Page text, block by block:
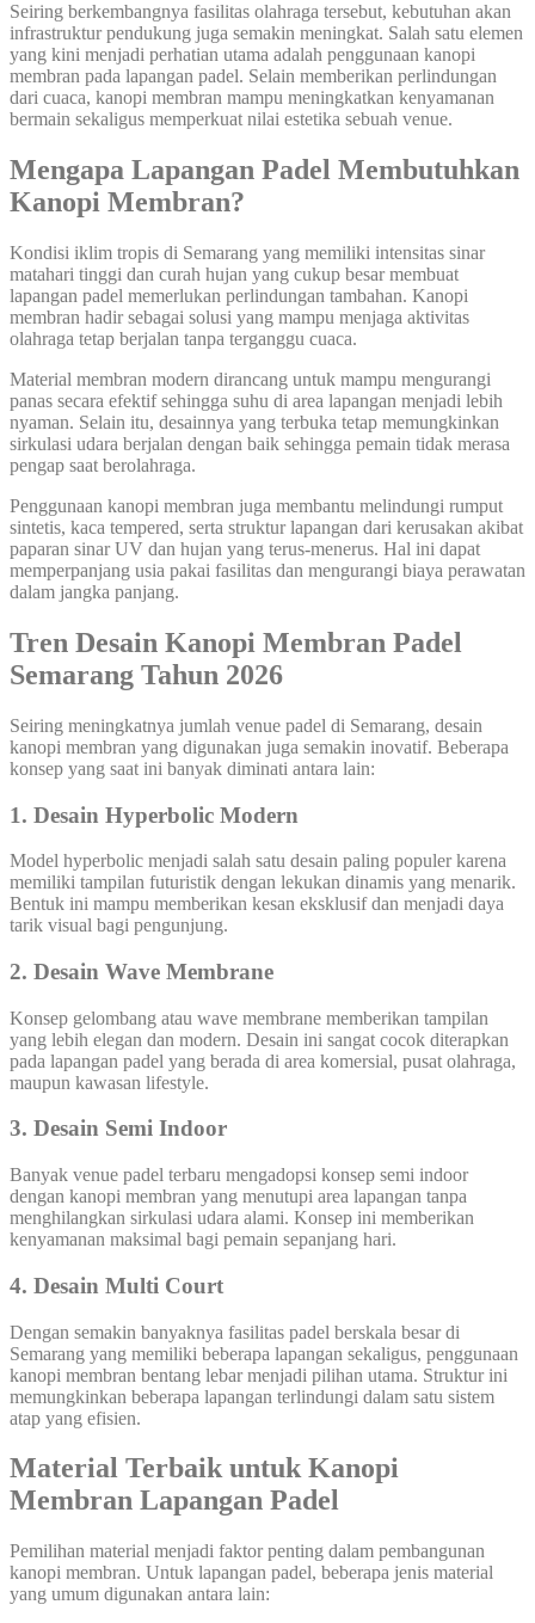
Seiring berkembangnya fasilitas olahraga tersebut, kebutuhan akan
infrastruktur pendukung juga semakin meningkat. Salah satu elemen
yang kini menjadi perhatian utama adalah penggunaan kanopi
membran pada lapangan padel. Selain memberikan perlindungan
dari cuaca, kanopi membran mampu meningkatkan kenyamanan
bermain sekaligus memperkuat nilai estetika sebuah venue.
Mengapa Lapangan Padel Membutuhkan
Kanopi Membran?
Kondisi iklim tropis di Semarang yang memiliki intensitas sinar
matahari tinggi dan curah hujan yang cukup besar membuat
lapangan padel memerlukan perlindungan tambahan. Kanopi
membran hadir sebagai solusi yang mampu menjaga aktivitas
olahraga tetap berjalan tanpa terganggu cuaca.
Material membran modern dirancang untuk mampu mengurangi
panas secara efektif sehingga suhu di area lapangan menjadi lebih
nyaman. Selain itu, desainnya yang terbuka tetap memungkinkan
sirkulasi udara berjalan dengan baik sehingga pemain tidak merasa
pengap saat berolahraga.
Penggunaan kanopi membran juga membantu melindungi rumput
sintetis, kaca tempered, serta struktur lapangan dari kerusakan akibat
paparan sinar UV dan hujan yang terus-menerus. Hal ini dapat
memperpanjang usia pakai fasilitas dan mengurangi biaya perawatan
dalam jangka panjang.
Tren Desain Kanopi Membran Padel
Semarang Tahun 2026
Seiring meningkatnya jumlah venue padel di Semarang, desain
kanopi membran yang digunakan juga semakin inovatif. Beberapa
konsep yang saat ini banyak diminati antara lain:
1. Desain Hyperbolic Modern
Model hyperbolic menjadi salah satu desain paling populer karena
memiliki tampilan futuristik dengan lekukan dinamis yang menarik.
Bentuk ini mampu memberikan kesan eksklusif dan menjadi daya
tarik visual bagi pengunjung.
2. Desain Wave Membrane
Konsep gelombang atau wave membrane memberikan tampilan
yang lebih elegan dan modern. Desain ini sangat cocok diterapkan
pada lapangan padel yang berada di area komersial, pusat olahraga,
maupun kawasan lifestyle.
3. Desain Semi Indoor
Banyak venue padel terbaru mengadopsi konsep semi indoor
dengan kanopi membran yang menutupi area lapangan tanpa
menghilangkan sirkulasi udara alami. Konsep ini memberikan
kenyamanan maksimal bagi pemain sepanjang hari.
4. Desain Multi Court
Dengan semakin banyaknya fasilitas padel berskala besar di
Semarang yang memiliki beberapa lapangan sekaligus, penggunaan
kanopi membran bentang lebar menjadi pilihan utama. Struktur ini
memungkinkan beberapa lapangan terlindungi dalam satu sistem
atap yang efisien.
Material Terbaik untuk Kanopi
Membran Lapangan Padel
Pemilihan material menjadi faktor penting dalam pembangunan
kanopi membran. Untuk lapangan padel, beberapa jenis material
yang umum digunakan antara lain: